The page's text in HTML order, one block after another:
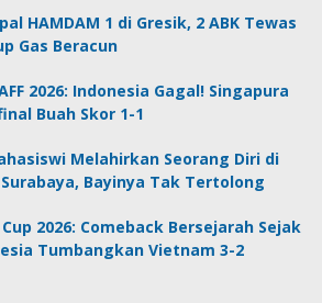
HAMDAM 1 di Gresik, 2 ABK Tewas
Gas Beracun
2026: Indonesia Gagal! Singapura
Buah Skor 1-1
Melahirkan Seorang Diri di
Bayinya Tak Tertolong
Cup 2026: Comeback Bersejarah Sejak
Tumbangkan Vietnam 3-2